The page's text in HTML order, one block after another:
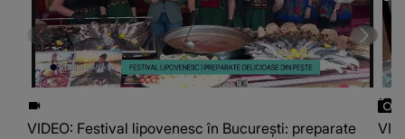
VIDEO: Festival lipovenesc în București: preparate